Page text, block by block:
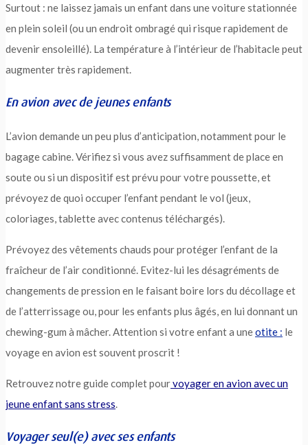
Surtout : ne laissez jamais un enfant dans une voiture stationnée
en plein soleil (ou un endroit ombragé qui risque rapidement de
devenir ensoleillé). La température à l’intérieur de l’habitacle peut
augmenter très rapidement.
En avion avec de jeunes enfants
L’avion demande un peu plus d’anticipation, notamment pour le
bagage cabine. Vérifiez si vous avez suffisamment de place en
soute ou si un dispositif est prévu pour votre poussette, et
prévoyez de quoi occuper l’enfant pendant le vol (jeux,
coloriages, tablette avec contenus téléchargés).
Prévoyez des vêtements chauds pour protéger l’enfant de la
fraîcheur de l’air conditionné. Evitez-lui les désagréments de
changements de pression en le faisant boire lors du décollage et
de l’atterrissage ou, pour les enfants plus âgés, en lui donnant un
chewing-gum à mâcher. Attention si votre enfant a uneotite : le
voyage en avion est souvent proscrit !
Retrouvez notre guide complet pourvoyager en avion avec un
jeune enfant sans stress.
Voyager seul(e) avec ses enfants